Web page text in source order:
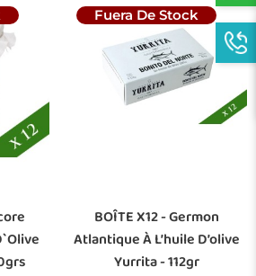
Fuera De Stock
BOÎTE X12 - Germon
Atlantique À L’huile D’olive
Yurrita - 112gr